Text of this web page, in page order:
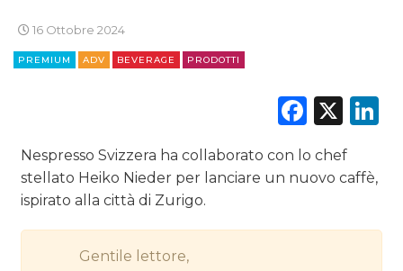
DIGITALE
RADIO / AUDIO
TV
16 Ottobre 2024
PREMIUM ADV BEVERAGE PRODOTTI
X
Nespresso Svizzera ha collaborato con lo chef
stellato Heiko Nieder per lanciare un nuovo caffè,
ispirato alla città di Zurigo.
Gentile lettore,